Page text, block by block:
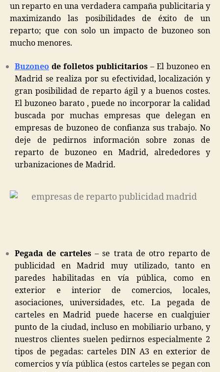
un reparto en una verdadera campaña publicitaria y
maximizando las posibilidades de éxito de un
reparto; que con solo un impacto de buzoneo son
mucho menores.
Buzoneo de folletos publicitarios – El buzoneo en
Madrid se realiza por su efectividad, localización y
gran posibilidad de reparto ágil y a buenos costes.
El buzoneo barato , puede no incorporar la calidad
buscada por muchas empresas que delegan en
empresas de buzoneo de confianza sus trabajo. No
deje de pedirnos información sobre zonas de
reparto de buzoneo en Madrid, alrededores y
urbanizaciones de Madrid.
Pegada de carteles– se trata de otro reparto de
publicidad en Madrid muy utilizado, tanto en
paredes habilitadas en vía pública, como en
exterior e interior de comercios, locales,
asociaciones, universidades, etc. La pegada de
carteles en Madrid puede hacerse en cualqjuier
punto de la ciudad, incluso en mobiliario urbano, y
nuestros clientes suelen pedirnos especialmente 2
tipos de pegadas: carteles DIN A3 en exterior de
comercios y vía pública (estos carteles se pegan con